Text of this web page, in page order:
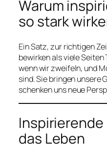
Warum
so stark
Ein Satz, zur richtigen
bewirken als viele Seiten
wenn wir zweifeln, und
sind. Sie bringen unsere
schenken uns neue
das Leben